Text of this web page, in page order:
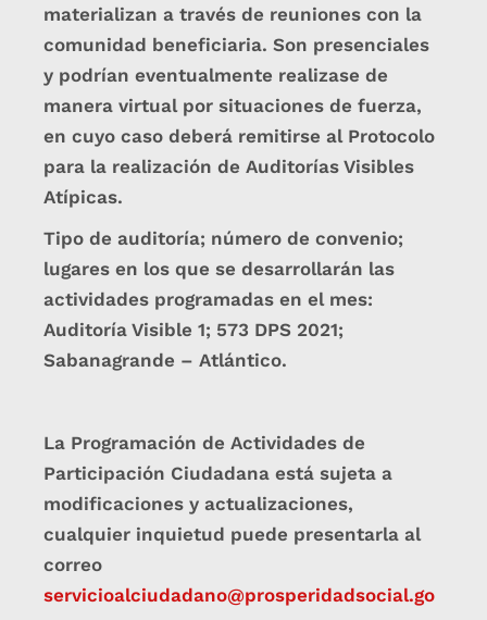
materializan a través de reuniones con la
comunidad beneficiaria. Son presenciales
y podrían eventualmente realizase de
manera virtual por situaciones de fuerza,
en cuyo caso deberá remitirse al Protocolo
para la realización de Auditorías Visibles
Atípicas.
Tipo de auditoría; número de convenio;
lugares en los que se desarrollarán las
actividades programadas en el mes:
Auditoría Visible 1; 573 DPS 2021;
Sabanagrande – Atlántico.
La Programación de Actividades de
Participación Ciudadana está sujeta a
modificaciones y actualizaciones,
cualquier inquietud puede presentarla al
correo
servicioalciudadano@prosperidadsocial.go